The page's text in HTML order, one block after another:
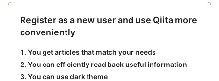
Register as a new user and use Qiita more
conveniently
You get articles that match your needs
You can efficiently read back useful information
You can use dark theme